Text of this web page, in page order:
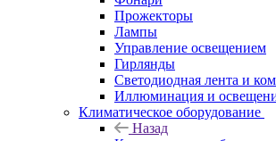
Прожекторы
Лампы
Управление освещением
Гирлянды
Светодиодная лента и
Иллюминация и
Климатическое оборудование
Назад